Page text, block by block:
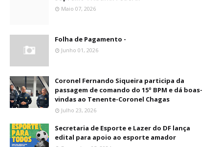
Maio 07, 2026
Folha de Pagamento -
Junho 01, 2026
Coronel Fernando Siqueira participa da
passagem de comando do 15º BPM e dá boas-
vindas ao Tenente-Coronel Chagas
Julho 23, 2026
Secretaria de Esporte e Lazer do DF lança
edital para apoio ao esporte amador